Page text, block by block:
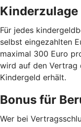
Kinderzulage
Für jedes
selbst eingezahlten
maximal 300 Euro
wird auf den Vertrag
Kindergeld erhält.
Bonus für
Wer bei